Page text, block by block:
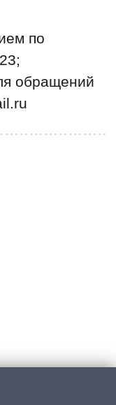
по
обращений